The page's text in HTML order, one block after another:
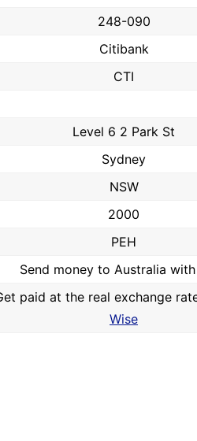
248-090
Citibank
CTI
Level 6 2 Park St
Sydney
NSW
2000
PEH
Send money to Australia with
paid at the real exchange
Wise